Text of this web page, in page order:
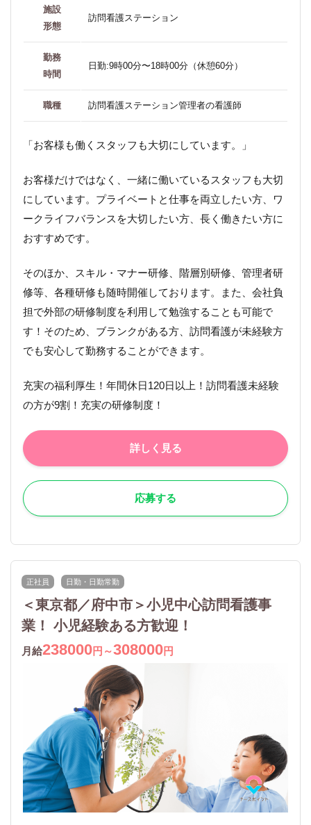
施設
形態
訪問看護ステーション
勤務
時間
日勤:9時00分〜18時00分（休憩60分）
職種 訪問看護ステーション管理者の看護師
「お客様も働くスタッフも大切にしています。」
お客様だけではなく、一緒に働いているスタッフも大切
にしています。プライベートと仕事を両立したい方、ワ
ークライフバランスを大切したい方、長く働きたい方に
おすすめです。
そのほか、スキル・マナー研修、階層別研修、管理者研
修等、各種研修も随時開催しております。また、会社負
担で外部の研修制度を利用して勉強することも可能で
す！そのため、ブランクがある方、訪問看護が未経験方
でも安心して勤務することができます。
充実の福利厚生！年間休日120日以上！訪問看護未経験
の方が9割！充実の研修制度！
詳しく見る
応募する
正社員 日勤・日勤常勤
＜東京都／府中市＞小児中心訪問看護事
業！ 小児経験ある方歓迎！
月給238000円～308000円